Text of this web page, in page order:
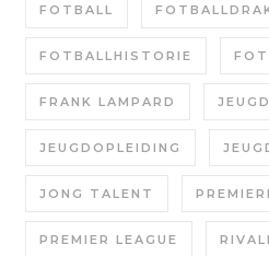
FOTBALL
FOTBALLHISTORIE
FRANK LAMPARD
JEUGDOPLEIDING
JONG TALENT
PREMIER LEAGUE